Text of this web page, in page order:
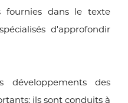
fournies dans le texte
d'approfondir
développements des
ils sont conduits à